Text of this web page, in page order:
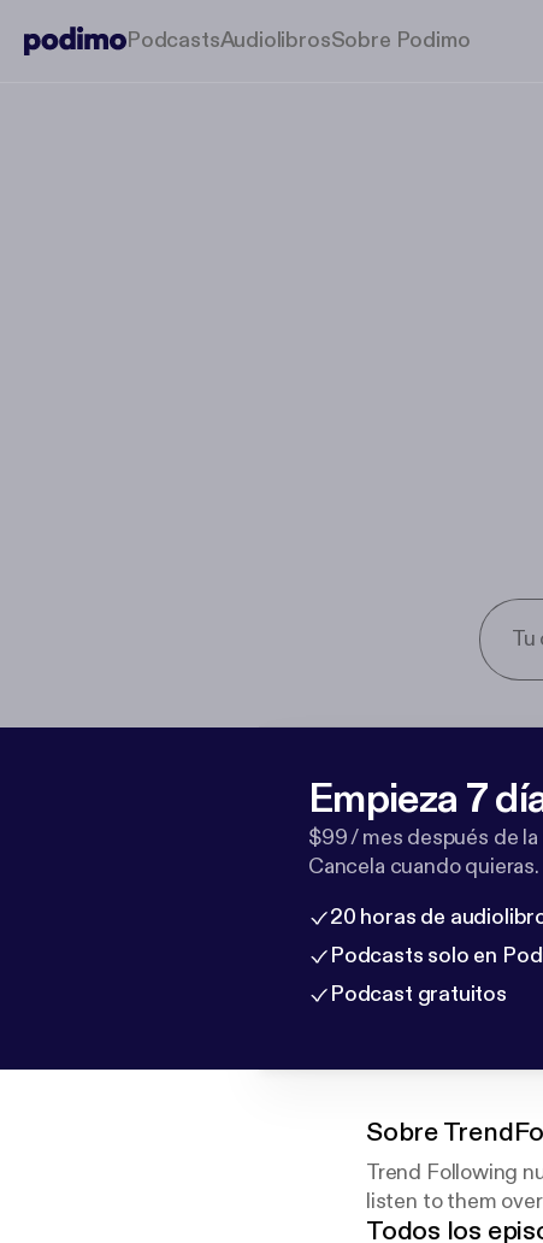
PodcastsAudiolibrosSobre Podimo
Empieza 7
$99 / mes después de la
Cancela cuando quieras.
20 horas de
Podcasts solo en
Podcast gratuitos
Sobre
Trend Following
listen to them
Todos los